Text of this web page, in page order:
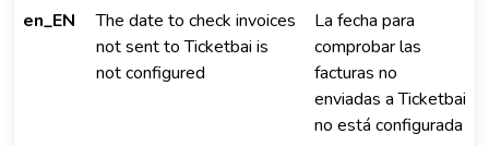
en_EN
The date to check invoices
not sent to Ticketbai is
not configured
La fecha para
comprobar las
facturas no
enviadas a Ticketbai
no está configurada